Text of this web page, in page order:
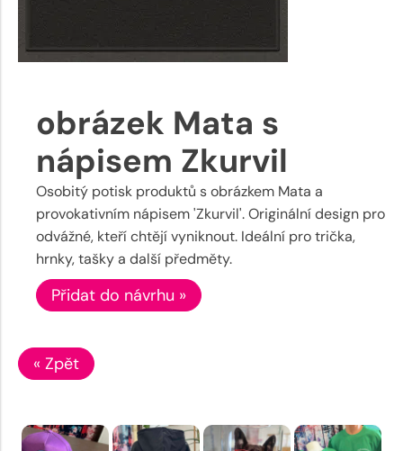
obrázek Mata s
nápisem Zkurvil
Osobitý potisk produktů s obrázkem Mata a
provokativním nápisem 'Zkurvil'. Originální design pro
odvážné, kteří chtějí vyniknout. Ideální pro trička,
hrnky, tašky a další předměty.
Přidat do návrhu »
« Zpět